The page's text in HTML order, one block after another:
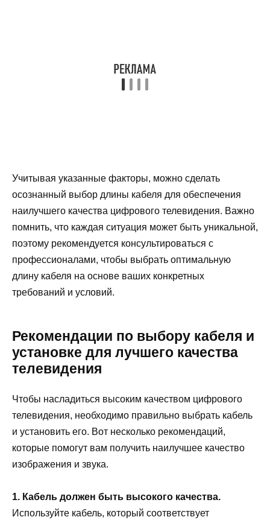
Учитывая указанные факторы, можно сделать
осознанный выбор длины кабеля для обеспечения
наилучшего качества цифрового телевидения. Важно
помнить, что каждая ситуация может быть уникальной,
поэтому рекомендуется консультироваться с
профессионалами, чтобы выбрать оптимальную
длину кабеля на основе ваших конкретных
требований и условий.
Рекомендации по выбору кабеля и
установке для лучшего качества
телевидения
Чтобы насладиться высоким качеством цифрового
телевидения, необходимо правильно выбрать кабель
и установить его. Вот несколько рекомендаций,
которые помогут вам получить наилучшее качество
изображения и звука.
1. Кабель должен быть высокого качества.
Используйте кабель, который соответствует